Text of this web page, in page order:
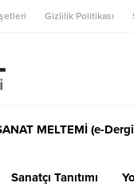
Gizlilik Politikası
MELTEMİ (e-
Sanatçı Tanıtımı